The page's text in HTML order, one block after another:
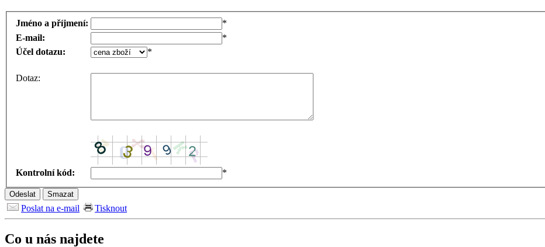
Jméno a příjmení:
*
E-mail:
*
Účel dotazu:
*
Dotaz:
Kontrolní kód: *
Poslat na e-mail Tisknout
Co u nás najdete